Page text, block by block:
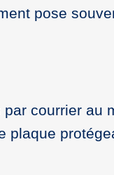
pose
courrier au
plaque